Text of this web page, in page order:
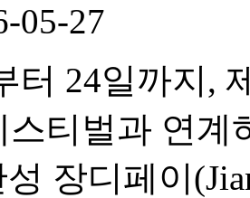
05-27
터 24일까지,
스티벌과 연계
장디페이